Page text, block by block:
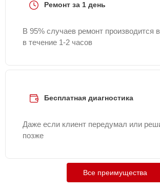
Ремонт за 1 день
В 95% случаев ремонт производится
в течение 1-2 часов
Бесплатная диагностика
Даже если клиент передумал или
позже
Все преимущества